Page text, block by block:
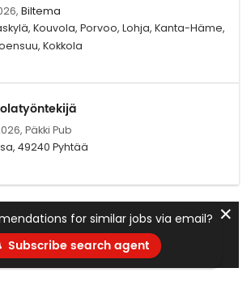
Biltema
Kouvola, Porvoo, Lohja, Kanta-Häme,
Kokkola
Päkki Pub
49240 Pyhtää
for similar jobs via email?
Subscribe search agent
✕